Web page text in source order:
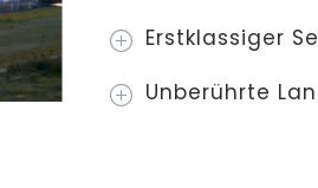
Erstklassiger
Unberührte